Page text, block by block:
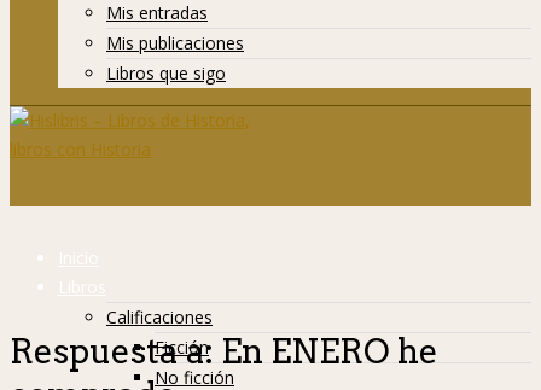
Mis entradas
Mis publicaciones
Libros que sigo
Inicio
Libros
Calificaciones
Ficción
No ficción
Respuesta a: En ENERO he